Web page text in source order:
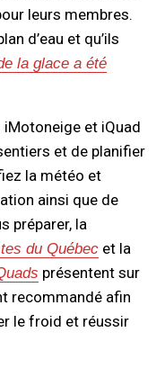
leurs membres.
d’eau et qu’ils
la glace a été
et iQuad
et de planifier
la météo et
ainsi que de
préparer, la
du Québec et la
présentent sur
recommandé afin
le froid et réussir